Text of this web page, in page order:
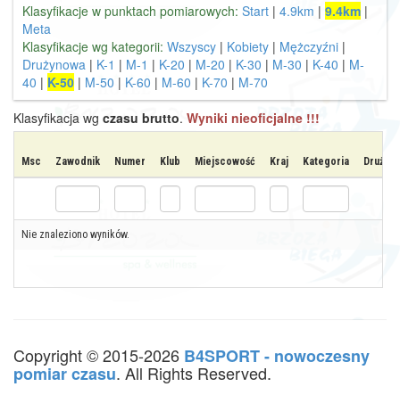
Klasyfikacje w punktach pomiarowych: Start | 4.9km | 9.4km |
Meta
Klasyfikacje wg kategorii: Wszyscy | Kobiety | Mężczyźni |
Drużynowa | K-1 | M-1 | K-20 | M-20 | K-30 | M-30 | K-40 | M-
40 | K-50 | M-50 | K-60 | M-60 | K-70 | M-70
Klasyfikacja wg czasu brutto. Wyniki nieoficjalne !!!
Msc Zawodnik Numer Klub Miejscowość Kraj Kategoria Drużyna
Nie znaleziono wyników.
Copyright © 2015-2026 B4SPORT - nowoczesny
pomiar czasu. All Rights Reserved.